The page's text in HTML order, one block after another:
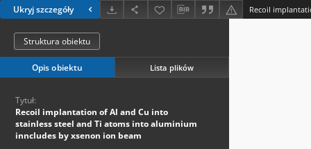
Ukryj szczegóły
Struktura obiektu
Opis obiektu Lista plików
Tytuł:
Recoil implantation of Al and Cu into
stainless steel and Ti atoms into aluminium
inncludes by xsenon ion beam